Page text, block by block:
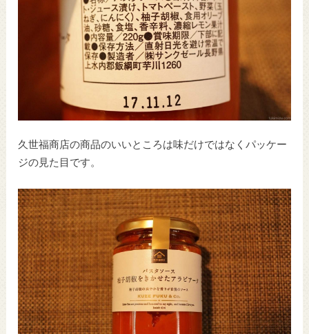
久世福商店の商品のいいところは味だけではなくパッケー
ジの見た目です。